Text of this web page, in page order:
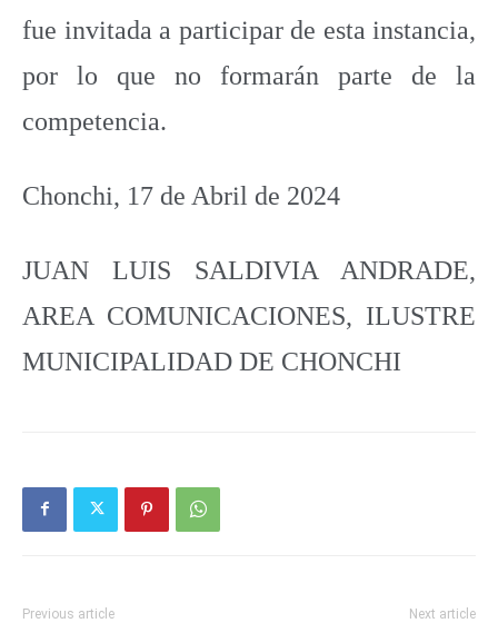
fue invitada a participar de esta instancia,
por lo que no formarán parte de la
competencia.
Chonchi, 17 de Abril de 2024
JUAN LUIS SALDIVIA ANDRADE,
AREA COMUNICACIONES, ILUSTRE
MUNICIPALIDAD DE CHONCHI
Previous article Next article